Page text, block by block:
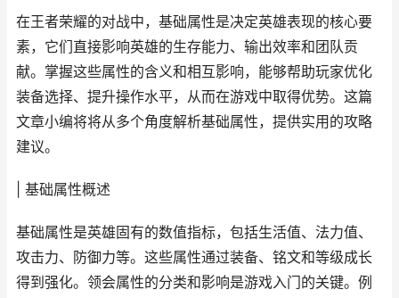
在王者荣耀的对战中，基础属性是决定英雄表现的核心要
素，它们直接影响英雄的生存能力、输出效率和团队贡
献。掌握这些属性的含义和相互影响，能够帮助玩家优化
装备选择、提升操作水平，从而在游戏中取得优势。这篇
文章小编将将从多个角度解析基础属性，提供实用的攻略
建议。
| 基础属性概述
基础属性是英雄固有的数值指标，包括生活值、法力值、
攻击力、防御力等。这些属性通过装备、铭文和等级成长
得到强化。领会属性的分类和影响是游戏入门的关键。例